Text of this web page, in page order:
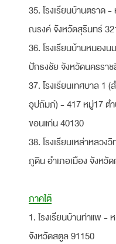
35. โรงเรียนบ้านตราด
ณรงค์ จังหวัดสุรินทร์
36. โรงเรียนบ้านหนอง
ปักธงชัย จังหวัดนครรา
37. โรงเรียนเทศบาล 1
อุปถัมภ์) - 417 หมู่17 ต
ขอนแก่น 40130
38. โรงเรียนเหล่าหลวง
ภูดิน อำเภอเมือง จังหวั
ภาคใต้
1. โรงเรียนบ้านท่าแพ -
จังหวัดสตูล 91150